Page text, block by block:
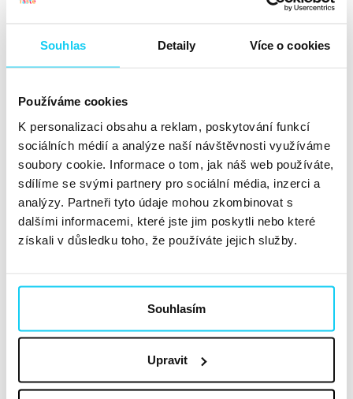
Souhlas Detaily Více o cookies
Používáme cookies
K personalizaci obsahu a reklam, poskytování funkcí
sociálních médií a analýze naší návštěvnosti využíváme
soubory cookie. Informace o tom, jak náš web používáte,
sdílíme se svými partnery pro sociální média, inzerci a
analýzy. Partneři tyto údaje mohou zkombinovat s
dalšími informacemi, které jste jim poskytli nebo které
získali v důsledku toho, že používáte jejich služby.
Souhlasím
Upravit
Překvapivě dobře. Bounce rate je podobný a v
některých případech nižší než u formátu skin. Náš
předpoklad byl, že se budeme pohybovat kolem téměř
hodnotách kolem 80 %. Je dále důležité zmínit, že tento
formát je schopný doručovat soft konverze, ať už se
bavíme o času stráveném na stránce, nebo o
odeslaných formulářích. Samozřejmě že v hodnotách
výkonu se nemůžeme přibližovat např. retargetingovým
bannerům, nicméně jak zmiňujeme v case study, cena
za proklik byla v případě klienta ČPP 1,21 Kč
. To
omylem, pořád se tu pohybuje skutečně velice levný
traffic, který na stránce zůstává a zajímá se o produkt a
značku. Důležitý je samozřejmě i brandový efektu
omylem a dostane se na web, vidí a vnímá logo a sdělení
klienta.